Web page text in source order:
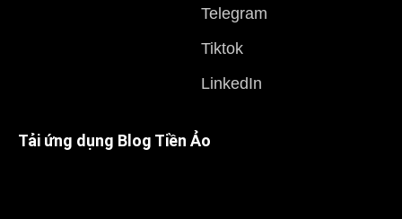
Telegram
Tiktok
LinkedIn
Tải ứng dụng Blog Tiền Ảo